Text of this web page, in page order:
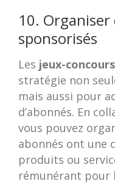
10.
sponsorisés
Les jeux-
stratégie non
mais aussi pour
d’abonnés. En
vous pouvez
abonnés ont une
produits ou
rémunérant pour